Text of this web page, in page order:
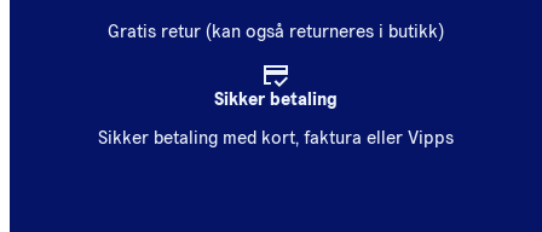
Gratis retur (kan også returneres i butikk)
Sikker betaling
Sikker betaling med kort, faktura eller Vipps